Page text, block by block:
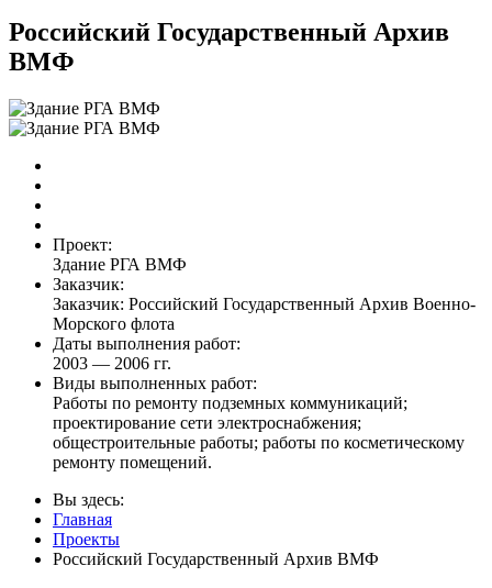
Российский Государственный Архив
ВМФ
Проект:
Здание РГА ВМФ
Заказчик:
Заказчик: Российский Государственный Архив Военно-
Морского флота
Даты выполнения работ:
2003 — 2006 гг.
Виды выполненных работ:
Работы по ремонту подземных коммуникаций;
проектирование сети электроснабжения;
общестроительные работы; работы по косметическому
ремонту помещений.
Вы здесь:
Главная
Проекты
Российский Государственный Архив ВМФ